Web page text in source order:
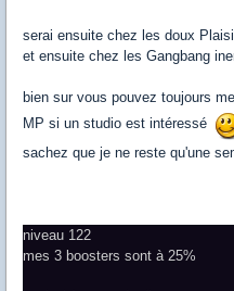
serai ensuite chez les doux
et ensuite chez les Gangbang
bien sur vous pouvez toujours
MP si un studio est intéressé
sachez que je ne reste qu'une
niveau 122
mes 3 boosters sont à 25%